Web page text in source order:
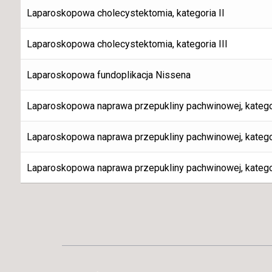
Laparoskopowa cholecystektomia, kategoria II
Laparoskopowa cholecystektomia, kategoria III
Laparoskopowa fundoplikacja Nissena
Laparoskopowa naprawa przepukliny pachwinowej,
Laparoskopowa naprawa przepukliny pachwinowej,
Laparoskopowa naprawa przepukliny pachwinowej,